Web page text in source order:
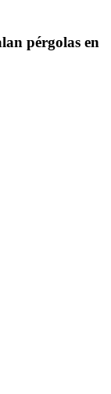
pérgolas en